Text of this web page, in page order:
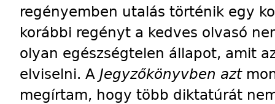
regényemben utalás történik egy
korábbi regényt a kedves olvasó
olyan egészségtelen állapot, amit
elviselni. A Jegyzőkönyvben azt
megírtam, hogy több diktatúrát